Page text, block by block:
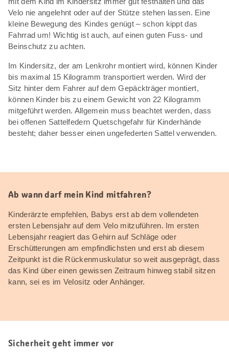
Velo nie angelehnt oder auf der Stütze stehen lassen. Eine
kleine Bewegung des Kindes genügt – schon kippt das
Fahrrad um! Wichtig ist auch, auf einen guten Fuss- und
Beinschutz zu achten.
Im Kindersitz, der am Lenkrohr montiert wird, können Kinder
bis maximal 15 Kilogramm transportiert werden. Wird der
Sitz hinter dem Fahrer auf dem Gepäckträger montiert,
können Kinder bis zu einem Gewicht von 22 Kilogramm
mitgeführt werden. Allgemein muss beachtet werden, dass
bei offenen Sattelfedern Quetschgefahr für Kinderhände
besteht; daher besser einen ungefederten Sattel verwenden.
Ab wann darf mein Kind mitfahren?
Kinderärzte empfehlen, Babys erst ab dem vollendeten
ersten Lebensjahr auf dem Velo mitzuführen. Im ersten
Lebensjahr reagiert das Gehirn auf Schläge oder
Erschütterungen am empfindlichsten und erst ab diesem
Zeitpunkt ist die Rückenmuskulatur so weit ausgeprägt, dass
das Kind über einen gewissen Zeitraum hinweg stabil sitzen
kann, sei es im Velositz oder Anhänger.
Sicherheit geht immer vor